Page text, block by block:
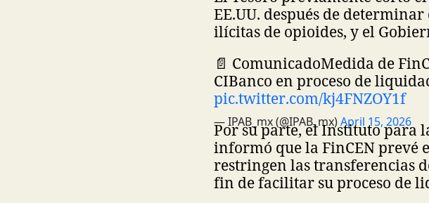
EE.UU. después de
ilícitas de opioides, y el
📄 ComunicadoMedida de
CIBanco en proceso de
pic.twitter.com/kj4FNZOY1f
— IPAB_mx (@IPAB_mx)April 15, 2026
Por su parte, el Instituto para
informó que la FinCEN prevé
restringen las transferencias
fin de facilitar su proceso de